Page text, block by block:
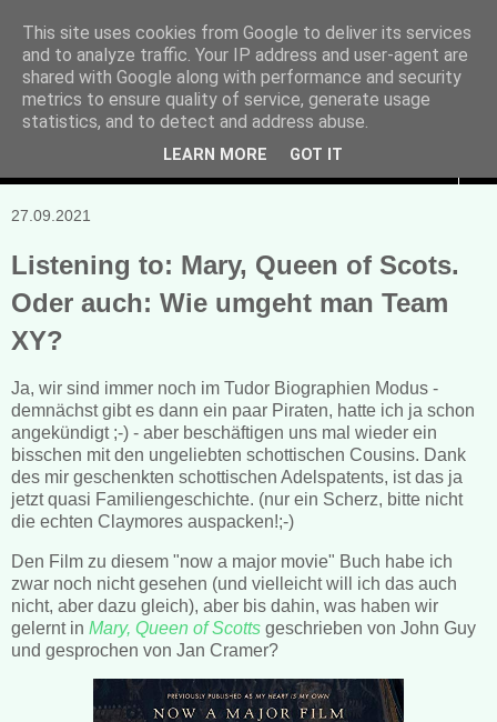
Manuela Sonntag
Bücher, Blogs & mehr
27.09.2021
Listening to: Mary, Queen of Scots.
Oder auch: Wie umgeht man Team
XY?
Ja, wir sind immer noch im Tudor Biographien Modus -
demnächst gibt es dann ein paar Piraten, hatte ich ja schon
angekündigt ;-) - aber beschäftigen uns mal wieder ein
bisschen mit den ungeliebten schottischen Cousins. Dank
des mir geschenkten schottischen Adelspatents, ist das ja
jetzt quasi Familiengeschichte. (nur ein Scherz, bitte nicht
die echten Claymores auspacken!;-)
Den Film zu diesem "now a major movie" Buch habe ich
zwar noch nicht gesehen (und vielleicht will ich das auch
nicht, aber dazu gleich), aber bis dahin, was haben wir
gelernt in Mary, Queen of Scotts geschrieben von John Guy
und gesprochen von Jan Cramer?
This site uses cookies from Google to deliver its services
and to analyze traffic. Your IP address and user-agent are
shared with Google along with performance and security
metrics to ensure quality of service, generate usage
statistics, and to detect and address abuse.
LEARN MORE GOT IT